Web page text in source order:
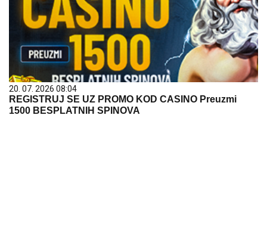
20. 07. 2026 08:04
REGISTRUJ SE UZ PROMO KOD CASINO Preuzmi
1500 BESPLATNIH SPINOVA